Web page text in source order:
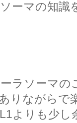
ーマの知識
ラソーマの
りながらで
よりも少し